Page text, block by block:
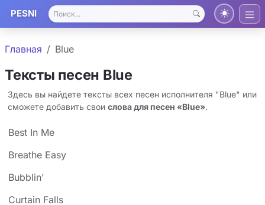
PESNI
Главная Blue
Тексты песен Blue
Здесь вы найдете тексты всех песен исполнителя "Blue" или
сможете добавить свои слова для песен «Blue».
Best In Me
Breathe Easy
Bubblin'
Curtain Falls